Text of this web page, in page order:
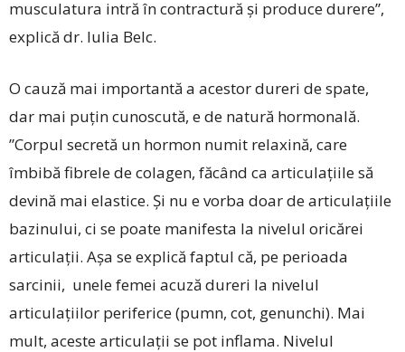
musculatura intră în contractură și produce durere”,
explică dr. Iulia Belc.
O cauză mai importantă a acestor dureri de spate,
dar mai puțin cunoscută, e de natură hormonală.
”Corpul secretă un hormon numit relaxină, care
îmbibă fibrele de colagen, făcând ca articulațiile să
devină mai elastice. Și nu e vorba doar de articulațiile
bazinului, ci se poate manifesta la nivelul oricărei
articulații. Așa se explică faptul că, pe perioada
sarcinii, unele femei acuză dureri la nivelul
articulațiilor periferice (pumn, cot, genunchi). Mai
mult, aceste articulații se pot inflama. Nivelul